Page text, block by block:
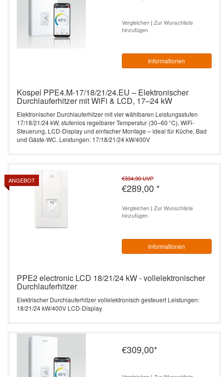
Leistung: 18 kW / 400V
Leistung: 21 kW / 400V
Leistung: 27 kW / 400V
Leistung: 36 kW / 400V
Kleindurchlauferhitzer
effizient & smart
Kospel PPE4.B Durchlauferhitzer – 10
bis 27 kW, effizient & kompakt
PPE1 electronic 9/12/15, 18/21/24, 27
PPE2 electronic LCD 9/12/15,
18/21/24, 27 kW
EPP Maximus electronic 36 kW
Zubehör Durchlauferhitzer
L3-Serie 4-24 kW -
vollelektronisch -
programmierbar
Elektrischer Heizkessel
EKCO.TM -
witterungsgeführt mit
zwei Heizaggregaten
SW Termo Max
Elektrische Heizkessel
Durchlauferhitzer
Vertrag widerrufen Vergleichen| Zur Wunschliste
hinzufügen
Informationen
Kospel PPE4.M-17/18/21/24.EU – Elektronischer
Durchlauferhitzer mit WiFi & LCD, 17–24 kW
Elektronischer Durchlauferhitzer mit vier wählbaren Leistungsstufen
17/18/21/24 kW, stufenlos regelbarer Temperatur (30–60 °C), WiFi-
Steuerung, LCD-Display und einfacher Montage – ideal für Küche, Bad
und Gäste-WC. Leistungen: 17/18/21/24 kW/400V
ANGEBOT €334,90UVP
€289,00 *
Vergleichen| Zur Wunschliste
hinzufügen
Informationen
PPE2 electronic LCD 18/21/24 kW - vollelektronischer
Durchlauferhitzer
Elektrischer Durchlauferhitzer vollelektronisch gesteuert Leistungen:
18/21/24 kW/400V LCD-Display
€309,00*